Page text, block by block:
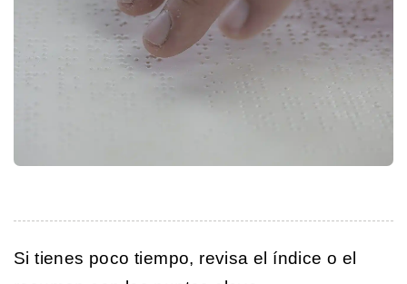
Si tienes poco tiempo, revisa el índice o el